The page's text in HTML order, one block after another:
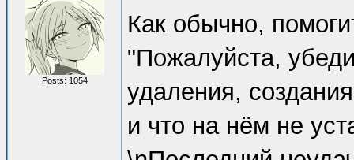
Posts: 1054
Как обычно,
"Пожалуйста,
удаления,
и что на нём не